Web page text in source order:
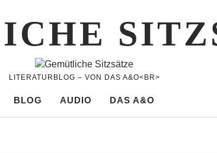
LITERATURBLOG – VON DAS A&O<BR>
BLOG AUDIO DAS A&O